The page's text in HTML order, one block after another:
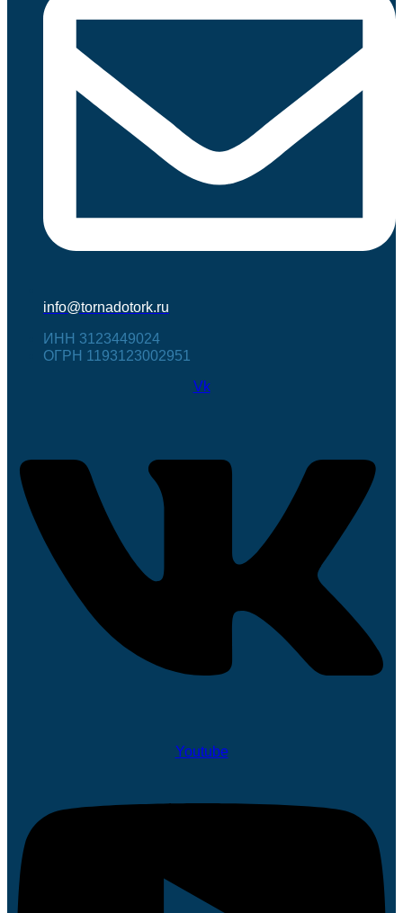
info@tornadotork.ru
ИНН 3123449024
ОГРН 1193123002951
Vk
Youtube